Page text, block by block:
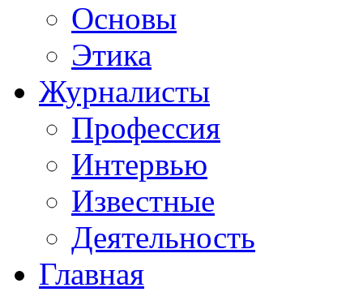
Основы
Этика
Журналисты
Профессия
Интервью
Известные
Деятельность
Главная